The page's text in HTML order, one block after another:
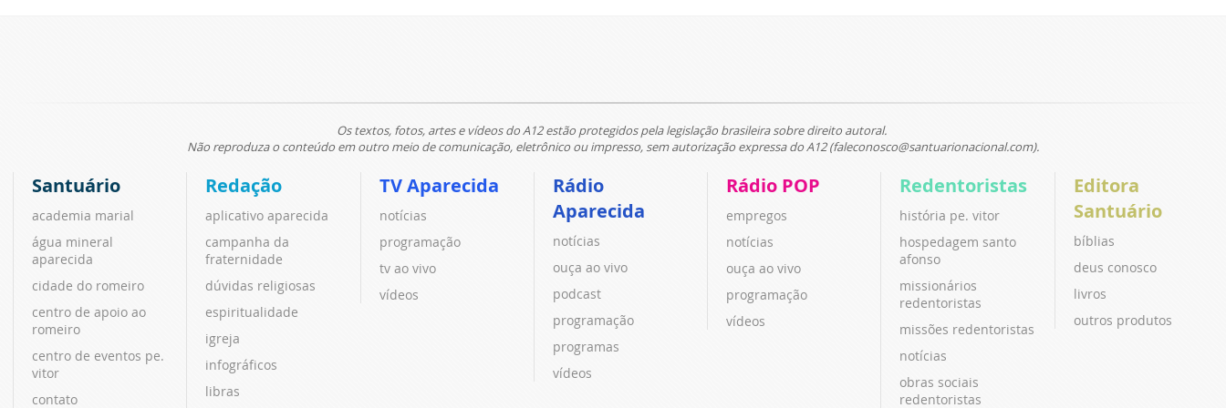
Os textos, fotos, artes e vídeos do A12 estão protegidos pela legislação brasileira sobre direito autoral.
Não reproduza o conteúdo em outro meio de comunicação, eletrônico ou impresso, sem autorização expressa do A12 (faleconosco@santuarionacional.com).
Santuário
academia marial
água mineral
aparecida
cidade do romeiro
centro de apoio ao
romeiro
centro de eventos pe.
vitor
contato
Redação
aplicativo aparecida
campanha da
fraternidade
dúvidas religiosas
espiritualidade
igreja
infográficos
libras
TV Aparecida
notícias
programação
tv ao vivo
vídeos
Rádio
Aparecida
notícias
ouça ao vivo
podcast
programação
programas
vídeos
Rádio POP
empregos
notícias
ouça ao vivo
programação
vídeos
Redentoristas
história pe. vitor
hospedagem santo
afonso
missionários
redentoristas
missões redentoristas
notícias
obras sociais
redentoristas
Editora
Santuário
bíblias
deus conosco
livros
outros produtos